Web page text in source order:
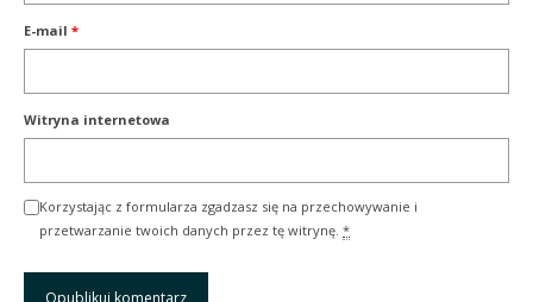
E-mail *
Witryna internetowa
Korzystając z formularza zgadzasz się na przechowywanie i
przetwarzanie twoich danych przez tę witrynę. *